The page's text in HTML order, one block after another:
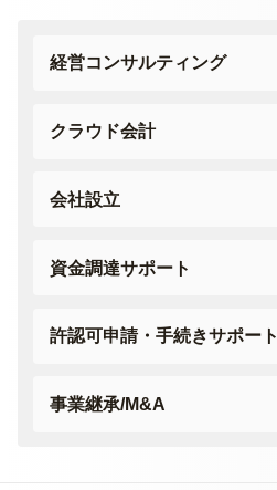
経営コンサルティング
クラウド会計
会社設立
資金調達サポート
許認可申請・手続きサポート
事業継承/M&A